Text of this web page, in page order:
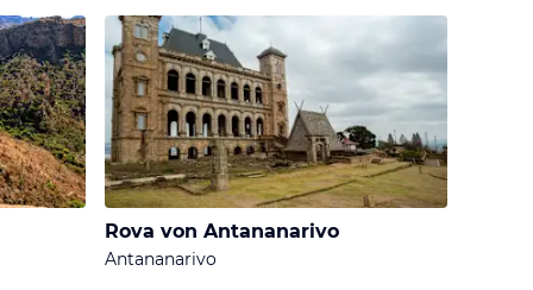
Rova von Antananarivo
Antananarivo